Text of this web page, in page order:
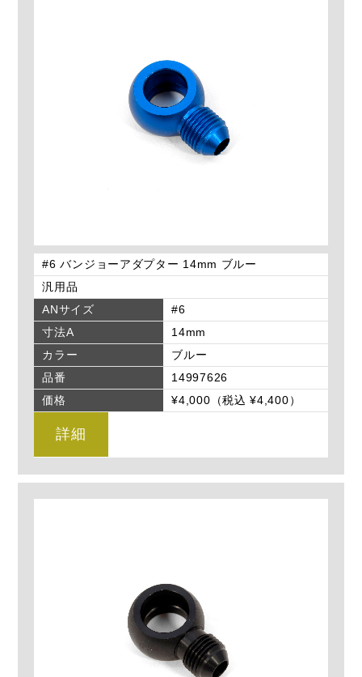
#6 バンジョーアダプター 14mm ブルー
汎用品
ANサイズ
#6
寸法A
14mm
カラー
ブルー
品番
14997626
価格
¥4,000（税込 ¥4,400）
詳細